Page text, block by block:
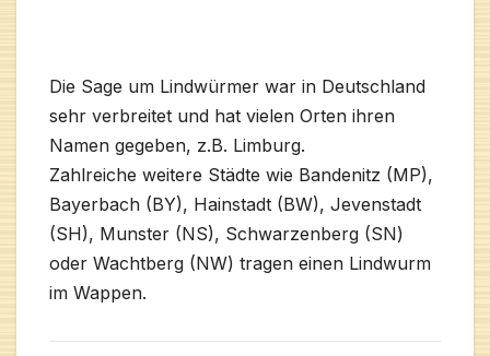
Die Sage um Lindwürmer war in Deutschland
sehr verbreitet und hat vielen Orten ihren
Namen gegeben, z.B. Limburg.
Zahlreiche weitere Städte wie Bandenitz (MP),
Bayerbach (BY), Hainstadt (BW), Jevenstadt
(SH), Munster (NS), Schwarzenberg (SN)
oder Wachtberg (NW) tragen einen Lindwurm
im Wappen.